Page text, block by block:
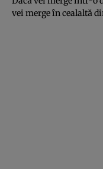
vei merge în cealaltă